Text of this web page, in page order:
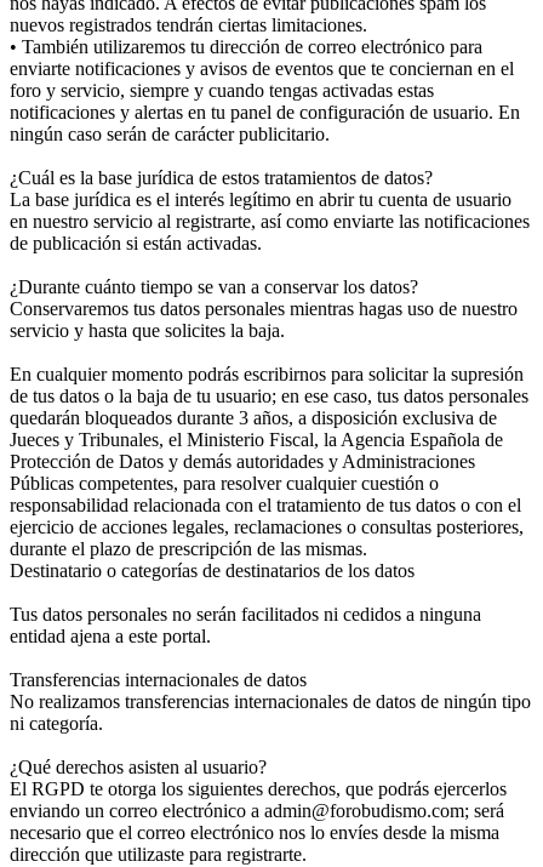
nuevos registrados tendrán ciertas limitaciones.
• También utilizaremos tu dirección de correo electrónico para
enviarte notificaciones y avisos de eventos que te conciernan en el
foro y servicio, siempre y cuando tengas activadas estas
notificaciones y alertas en tu panel de configuración de usuario. En
ningún caso serán de carácter publicitario.
¿Cuál es la base jurídica de estos tratamientos de datos?
La base jurídica es el interés legítimo en abrir tu cuenta de usuario
en nuestro servicio al registrarte, así como enviarte las notificaciones
de publicación si están activadas.
¿Durante cuánto tiempo se van a conservar los datos?
Conservaremos tus datos personales mientras hagas uso de nuestro
servicio y hasta que solicites la baja.
En cualquier momento podrás escribirnos para solicitar la supresión
de tus datos o la baja de tu usuario; en ese caso, tus datos personales
quedarán bloqueados durante 3 años, a disposición exclusiva de
Jueces y Tribunales, el Ministerio Fiscal, la Agencia Española de
Protección de Datos y demás autoridades y Administraciones
Públicas competentes, para resolver cualquier cuestión o
responsabilidad relacionada con el tratamiento de tus datos o con el
ejercicio de acciones legales, reclamaciones o consultas posteriores,
durante el plazo de prescripción de las mismas.
Destinatario o categorías de destinatarios de los datos
Tus datos personales no serán facilitados ni cedidos a ninguna
entidad ajena a este portal.
Transferencias internacionales de datos
No realizamos transferencias internacionales de datos de ningún tipo
ni categoría.
¿Qué derechos asisten al usuario?
El RGPD te otorga los siguientes derechos, que podrás ejercerlos
enviando un correo electrónico a admin@forobudismo.com; será
necesario que el correo electrónico nos lo envíes desde la misma
dirección que utilizaste para registrarte.